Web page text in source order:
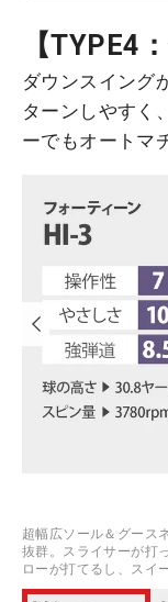
【TYPE4
ダウンスイング
ターンしやすく
ーでもオートマ
超幅広ソール＆グース
抜群。スライサーが打
ローが打てるし、スイ